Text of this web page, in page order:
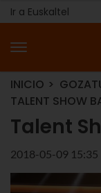
Ir a Euskaltel
INICIO
TALENT SHOW
Talent
2018-05-09 15:35